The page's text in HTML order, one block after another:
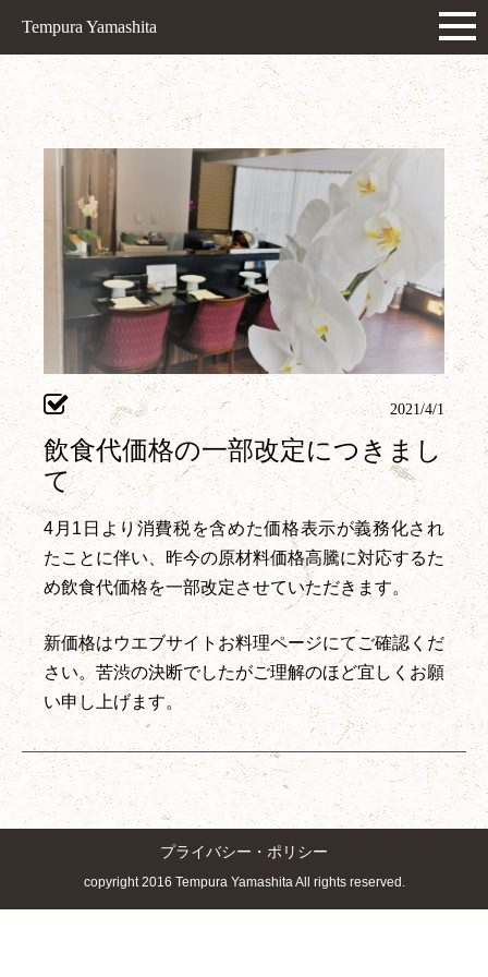
Tempura Yamashita
2021/4/1
飲食代価格の一部改定につきまし
て
4月1日より消費税を含めた価格表示が義務化され
たことに伴い、昨今の原材料価格高騰に対応するた
め飲食代価格を一部改定させていただきます。
新価格はウエブサイトお料理ページにてご確認くだ
さい。苦渋の決断でしたがご理解のほど宜しくお願
い申し上げます。
プライバシー・ポリシー
copyright 2016 Tempura Yamashita All rights reserved.